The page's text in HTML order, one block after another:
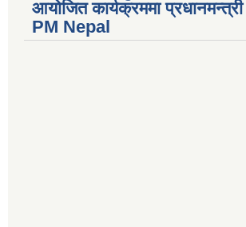
आयोजित कार्यक्रममा
PM Nepal